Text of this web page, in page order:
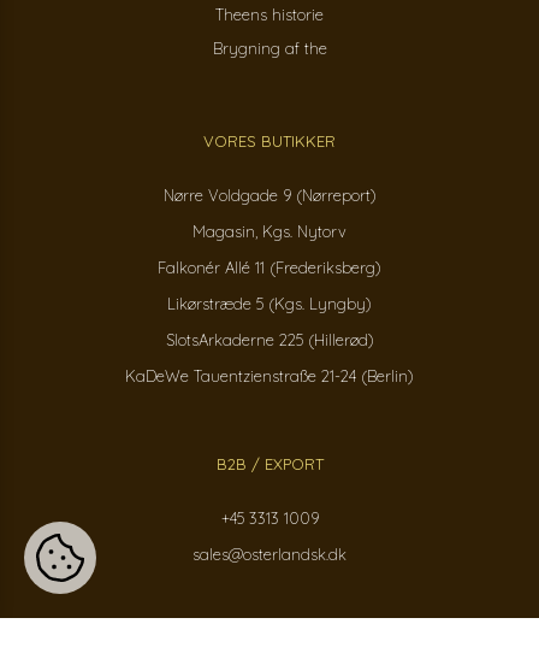
Theens historie
Brygning af the
VORES BUTIKKER
Nørre Voldgade 9 (Nørreport)
Magasin, Kgs. Nytorv
Falkonér Allé 11 (Frederiksberg)
Likørstræde 5 (Kgs. Lyngby)
SlotsArkaderne 225 (Hillerød)
KaDeWe Tauentzienstraße 21-24 (Berlin)
B2B / EXPORT
+45 3313 1009
sales@osterlandsk.dk